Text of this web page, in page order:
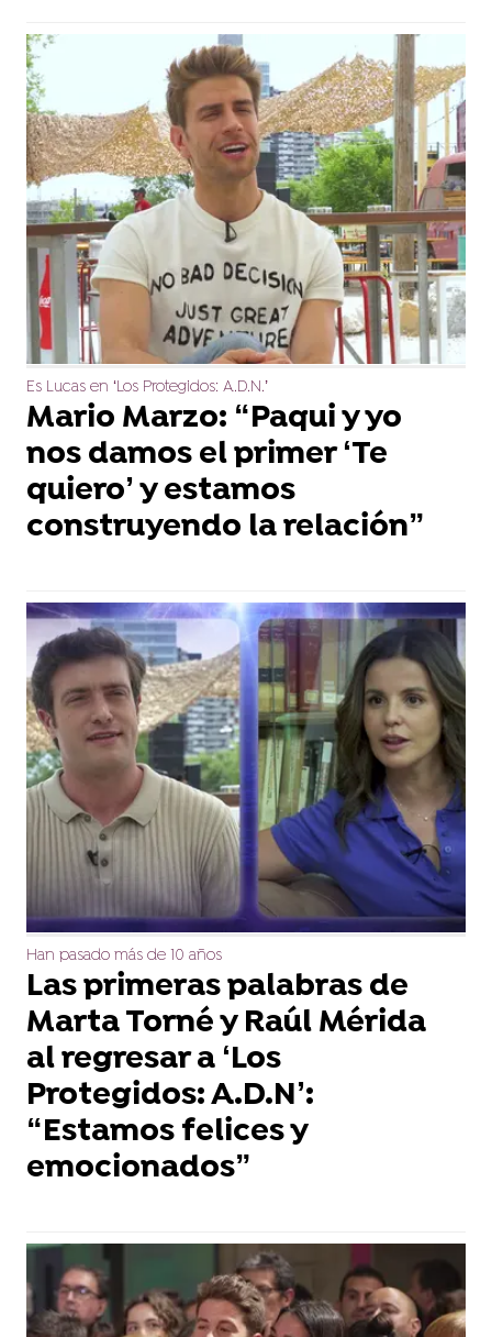
Es Lucas en ‘Los Protegidos: A.D.N.’
Mario Marzo: “Paqui y yo
nos damos el primer ‘Te
quiero’ y estamos
construyendo la relación”
Han pasado más de 10 años
Las primeras palabras de
Marta Torné y Raúl Mérida
al regresar a ‘Los
Protegidos: A.D.N’:
“Estamos felices y
emocionados”